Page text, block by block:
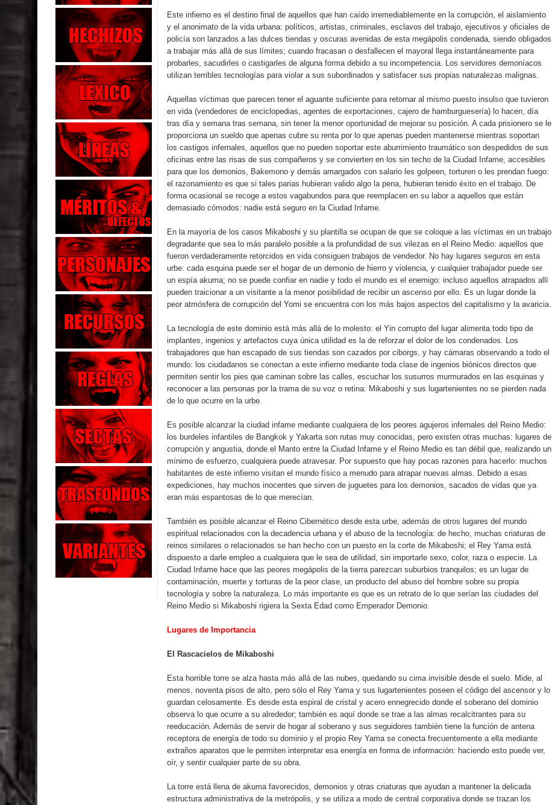
Este infierno es el destino final de aquellos que han caído irremediablemente en la corrupción, el aislamiento
y el anonimato de la vida urbana: políticos, artistas, criminales, esclavos del trabajo, ejecutivos y oficiales de
policía son lanzados a las dulces tiendas y oscuras avenidas de esta megápolis condenada, siendo obligados
a trabajar más allá de sus límites; cuando fracasan o desfallecen el mayoral llega instantáneamente para
probarles, sacudirles o castigarles de alguna forma debido a su incompetencia. Los servidores demoníacos
utilizan terribles tecnologías para violar a sus subordinados y satisfacer sus propias naturalezas malignas.
Aquellas víctimas que parecen tener el aguante suficiente para retornar al mismo puesto insulso que tuvieron
en vida (vendedores de enciclopedias, agentes de exportaciones, cajero de hamburguesería) lo hacen, día
tras día y semana tras semana, sin tener la menor oportunidad de mejorar su posición. A cada prisionero se le
proporciona un sueldo que apenas cubre su renta por lo que apenas pueden mantenerse mientras soportan
los castigos infernales, aquellos que no pueden soportar este aburrimiento traumático son despedidos de sus
oficinas entre las risas de sus compañeros y se convierten en los sin techo de la Ciudad Infame, accesibles
para que los demonios, Bakemono y demás amargados con salario les golpeen, torturen o les prendan fuego:
el razonamiento es que si tales parias hubieran valido algo la pena, hubieran tenido éxito en el trabajo. De
forma ocasional se recoge a estos vagabundos para que reemplacen en su labor a aquellos que están
demasiado cómodos: nadie está seguro en la Ciudad Infame.
En la mayoría de los casos Mikaboshi y su plantilla se ocupan de que se coloque a las víctimas en un trabajo
degradante que sea lo más paralelo posible a la profundidad de sus vilezas en el Reino Medio: aquellos que
fueron verdaderamente retorcidos en vida consiguen trabajos de vendedor. No hay lugares seguros en esta
urbe: cada esquina puede ser el hogar de un demonio de hierro y violencia, y cualquier trabajador puede ser
un espía akuma; no se puede confiar en nadie y todo el mundo es el enemigo: incluso aquellos atrapados allí
pueden traicionar a un visitante a la menor posibilidad de recibir un ascenso por ello. Es un lugar donde la
peor atmósfera de corrupción del Yomi se encuentra con los más bajos aspectos del capitalismo y la avaricia.
La tecnología de este dominio está más allá de lo molesto: el Yin corrupto del lugar alimenta todo tipo de
implantes, ingenios y artefactos cuya única utilidad es la de reforzar el dolor de los condenados. Los
trabajadores que han escapado de sus tiendas son cazados por ciborgs, y hay cámaras observando a todo el
mundo: los ciudadanos se conectan a este infierno mediante toda clase de ingenios biónicos directos que
permiten sentir los pies que caminan sobre las calles, escuchar los susurros murmurados en las esquinas y
reconocer a las personas por la trama de su voz o retina: Mikaboshi y sus lugartenientes no se pierden nada
de lo que ocurre en la urbe.
Es posible alcanzar la ciudad infame mediante cualquiera de los peores agujeros infernales del Reino Medio:
los burdeles infantiles de Bangkok y Yakarta son rutas muy conocidas, pero existen otras muchas: lugares de
corrupción y angustia, donde el Manto entre la Ciudad Infame y el Reino Medio es tan débil que, realizando un
mínimo de esfuerzo, cualquiera puede atravesar. Por supuesto que hay pocas razones para hacerlo: muchos
habitantes de este infierno visitan el mundo físico a menudo para atrapar nuevas almas. Debido a esas
expediciones, hay muchos inocentes que sirven de juguetes para los demonios, sacados de vidas que ya
eran más espantosas de lo que merecían.
También es posible alcanzar el Reino Cibernético desde esta urbe, además de otros lugares del mundo
espiritual relacionados con la decadencia urbana y el abuso de la tecnología: de hecho, muchas criaturas de
reinos similares o relacionados se han hecho con un puesto en la corte de Mikaboshi; el Rey Yama está
dispuesto a darle empleo a cualquiera que le sea de utilidad, sin importarle sexo, color, raza o especie. La
Ciudad Infame hace que las peores megápolis de la tierra parezcan suburbios tranquilos; es un lugar de
contaminación, muerte y torturas de la peor clase, un producto del abuso del hombre sobre su propia
tecnología y sobre la naturaleza. Lo más importante es que es un retrato de lo que serían las ciudades del
Reino Medio si Mikaboshi rigiera la Sexta Edad como Emperador Demonio.
Lugares de Importancia
El Rascacielos de Mikaboshi
Esta horrible torre se alza hasta más allá de las nubes, quedando su cima invisible desde el suelo. Mide, al
menos, noventa pisos de alto, pero sólo el Rey Yama y sus lugartenientes poseen el código del ascensor y lo
guardan celosamente. Es desde esta espiral de cristal y acero ennegrecido donde el soberano del dominio
observa lo que ocurre a su alrededor; también es aquí donde se trae a las almas recalcitrantes para su
reeducación. Además de servir de hogar al soberano y sus seguidores también tiene la función de antena
receptora de energía de todo su dominio y el propio Rey Yama se conecta frecuentemente a ella mediante
extraños aparatos que le permiten interpretar esa energía en forma de información: haciendo esto puede ver,
oír, y sentir cualquier parte de su obra.
La torre está llena de akuma favorecidos, demonios y otras criaturas que ayudan a mantener la delicada
estructura administrativa de la metrópolis, y se utiliza a modo de central corporativa donde se trazan los